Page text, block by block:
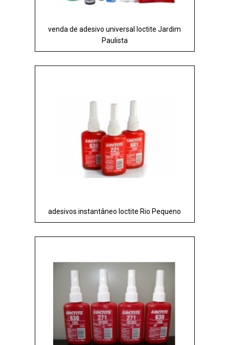
venda de adesivo universal loctite Jardim
Paulista
adesivos instantâneo loctite Rio Pequeno